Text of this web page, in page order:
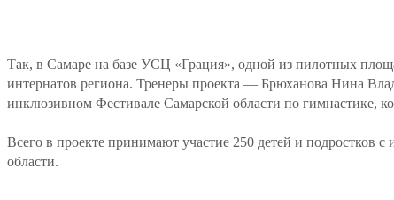
Так, в Самаре на базе УСЦ «Грация», одной из пилотных
интернатов региона. Тренеры проекта — Брюханова Нина
инклюзивном Фестивале Самарской области по гимнастике,
Всего в проекте принимают участие 250 детей и подростков
области.